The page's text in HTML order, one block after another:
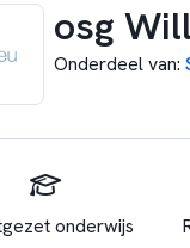
osg
Onderdeel van:
onderwijs